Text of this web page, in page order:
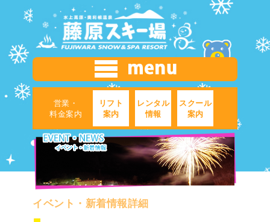
営業・
料金案内
リフト
案内
レンタル
情報
スクール
案内
イベント・新着情報詳細